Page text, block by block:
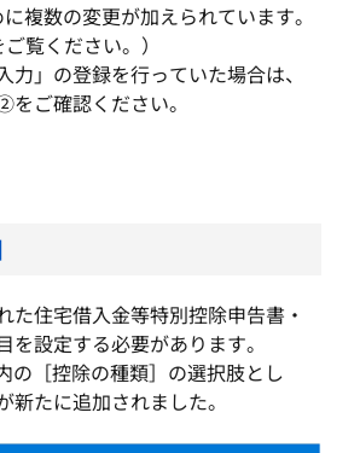
複数の変更が加えられています。
ご覧ください。）
」の登録を行っていた場合は、
ご確認ください。
住宅借入金等特別控除申告書・
設定する必要があります。
の［控除の種類］の選択肢とし
たに追加されました。